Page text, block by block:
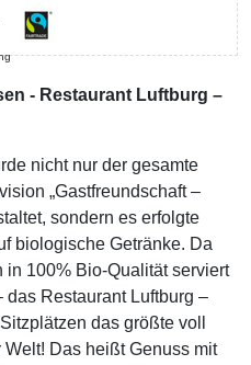
- Restaurant Luftburg –
nicht nur der gesamte
„Gastfreundschaft –
sondern es erfolgte
biologische Getränke. Da
100% Bio-Qualität serviert
das Restaurant Luftburg –
das größte voll
Das heißt Genuss mit